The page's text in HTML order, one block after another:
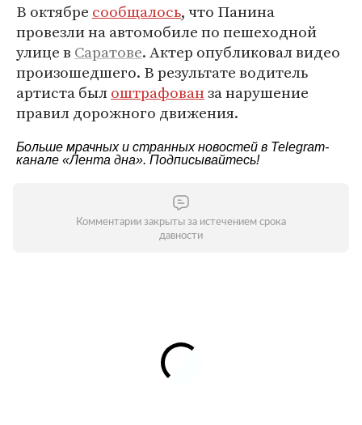
В октябре сообщалось, что Панина
провезли на автомобиле по пешеходной
улице в Саратове. Актер опубликовал видео
произошедшего. В результате водитель
артиста былоштрафованза нарушение
правил дорожного движения.
Больше мрачных и странных новостей в Telegram-
канале «Лента дна». Подписывайтесь!
Комментарии закрыты за истечением срока
давности